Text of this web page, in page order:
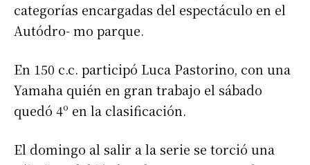
categorías encargadas del espectáculo en el
Autódro- mo parque.
En 150 c.c. participó Luca Pastorino, con una
Yamaha quién en gran trabajo el sábado
quedó 4º en la clasificación.
El domingo al salir a la serie se torció una